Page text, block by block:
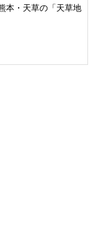
本・天草の「天草地